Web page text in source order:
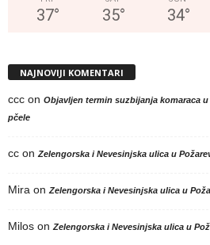
37° 35° 34°
NAJNOVIJI KOMENTARI
ccc on Objavljen termin suzbijanja komaraca
pčele
cc on Zelengorska i Nevesinjska ulica u
Mira on Zelengorska i Nevesinjska ulica u
Milos on Zelengorska i Nevesinjska ulica u